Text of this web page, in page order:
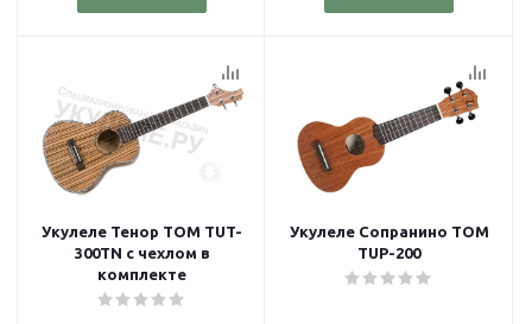
Укулеле Тенор TOM TUT-
300TN с чехлом в
комплекте
Укулеле Сопранино TOM
TUP-200